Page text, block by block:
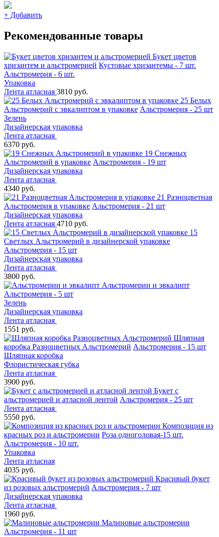
+ Добавить
Рекомендованные товары
Букет цветов
хризантем и альстромерией Кустовые хризантемы - 7 шт.
Альстромерия - 6 шт.
Упаковка
Лента атласная 3810 руб.
25 Белых
Альстромерий с эвкалиптом в упаковке Альстромерия - 25 шт
Зелень
Дизайнерская упаковка
Лента атласная
6370 руб.
19 Снежных
Альстромерий в упаковке Альстромерия - 19 шт
Дизайнерская упаковка
Лента атласная
4340 руб.
21 Разноцветная
Альстромерия в упаковке Альстромерия - 21 шт
Дизайнерская упаковка
Лента атласная 4710 руб.
15
Светлых Альстромерий в дизайнерской упаковке
Альстромерия - 15 шт
Дизайнерская упаковка
Лента атласная
3800 руб.
Альстромерии и эвкалипт
Альстромерия - 5 шт
Зелень
Дизайнерская упаковка
Лента атласная
1551 руб.
Шляпная
коробка Разноцветных Альстромерий Альстромерия - 15 шт
Шляпная коробка
Флористическая губка
Лента атласная
3900 руб.
Букет с
альстромерией и атласной лентой Альстромерия - 25 шт
Лента атласная
5550 руб.
Композиция из
красных роз и альстромерии Роза одноголовая-15 шт.
Альстромерия - 10 шт.
Упаковка
Лента атласная
4035 руб.
Красивый букет
из розовых альстромерий Альстромерия - 7 шт
Дизайнерская упаковка
Лента атласная
1960 руб.
Малиновые альстромерии
Альстромерия - 11 шт